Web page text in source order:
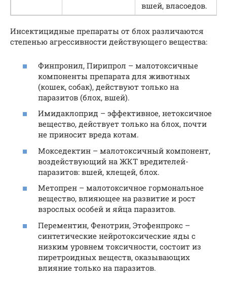
вшей, власоедов.
Инсектицидные препараты от блох различаются
степенью агрессивности действующего вещества:
Финпронил, Пирипрол – малотоксичные
компоненты препарата для животных
(кошек, собак), действуют только на
паразитов (блох, вшей).
Имидаклоприд – эффективное, нетоксичное
вещество, действует только на блох, почти
не приносит вреда котам.
Мокседектин – малотоксичный компонент,
воздействующий на ЖКТ вредителей-
паразитов: вшей, клещей, блох.
Метопрен – малотоксичное гормональное
вещество, влияющее на развитие и рост
взрослых особей и яйца паразитов.
Перементин, Фенотрин, Этофенпрокс –
синтетические нейротоксические яды с
низким уровнем токсичности, состоит из
пиретроидных веществ, оказывающих
влияние только на паразитов.